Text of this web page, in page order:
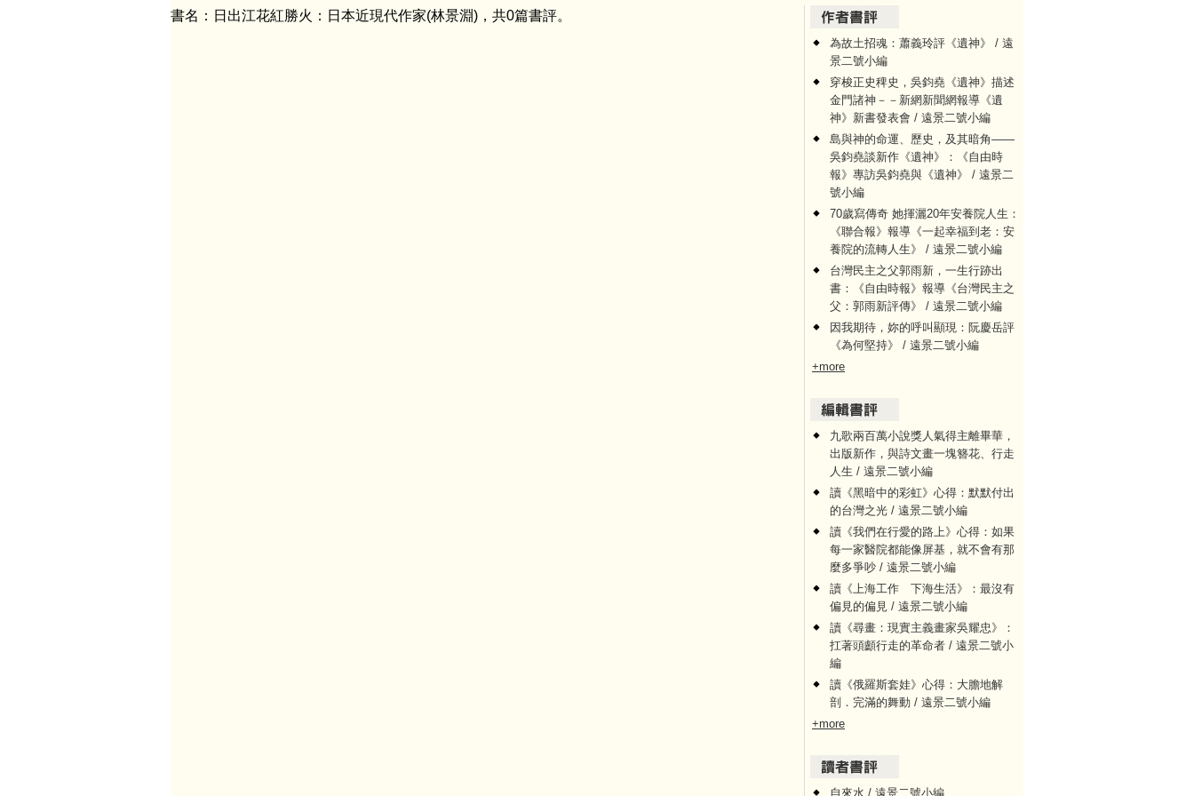
書名：日出江花紅勝火：日本近現代作家(林景淵)，共0篇書評。
為故土招魂：蕭義玲評《遺神》 / 遠
景二號小編
穿梭正史稗史，吳鈞堯《遺神》描述
金門諸神－－新網新聞網報導《遺
神》新書發表會 / 遠景二號小編
島與神的命運、歷史，及其暗角——
吳鈞堯談新作《遺神》：《自由時
報》專訪吳鈞堯與《遺神》 / 遠景二
號小編
70歲寫傳奇 她揮灑20年安養院人生：
《聯合報》報導《一起幸福到老：安
養院的流轉人生》 / 遠景二號小編
台灣民主之父郭雨新，一生行跡出
書：《自由時報》報導《台灣民主之
父：郭雨新評傳》 / 遠景二號小編
因我期待，妳的呼叫顯現：阮慶岳評
《為何堅持》 / 遠景二號小編
+more
九歌兩百萬小說獎人氣得主離畢華，
出版新作，與詩文畫一塊簪花、行走
人生 / 遠景二號小編
讀《黑暗中的彩虹》心得：默默付出
的台灣之光 / 遠景二號小編
讀《我們在行愛的路上》心得：如果
每一家醫院都能像屏基，就不會有那
麼多爭吵 / 遠景二號小編
讀《上海工作 下海生活》：最沒有
偏見的偏見 / 遠景二號小編
讀《尋畫：現實主義畫家吳耀忠》：
扛著頭顱行走的革命者 / 遠景二號小
編
讀《俄羅斯套娃》心得：大膽地解
剖．完滿的舞動 / 遠景二號小編
+more
自來水 / 遠景二號小編